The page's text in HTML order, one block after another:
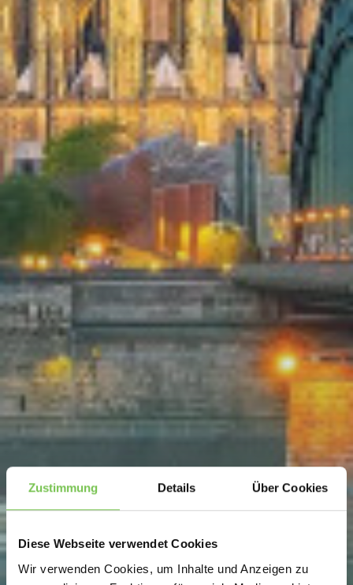
Zustimmung Details Über Cookies
Diese Webseite verwendet Cookies
Wir verwenden Cookies, um Inhalte und Anzeigen zu